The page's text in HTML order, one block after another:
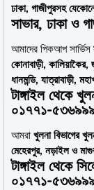
ঢাকা, গাজীপুরসহ
সাভার, ঢাকা ও
আমাদের পিকআপ সার্ভিস
কোনাবাড়ী,
ধানমন্ডি, যাত্রাবাড়ী,
টাঙ্গাইল থেকে
০১৭৭১-
আমরা খুলনা বিভাগের
মেহেরপুর, নড়াইল ও
টাঙ্গাইল থেকে
০১৭৭১-